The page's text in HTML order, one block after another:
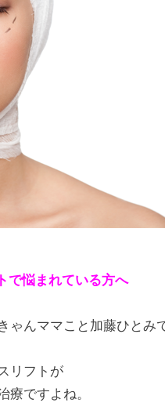
で悩まれている方へ
ゃんママこと加藤ひとみ
リフトが
療ですよね。